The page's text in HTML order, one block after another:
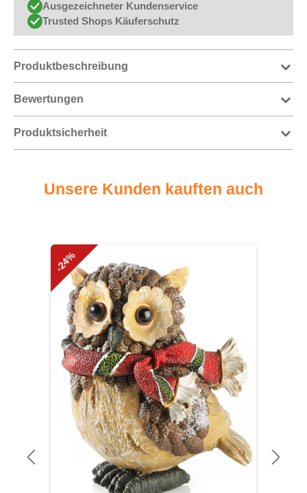
Ausgezeichneter Kundenservice
Trusted Shops Käuferschutz
Produktbeschreibung
Bewertungen
Produktsicherheit
Unsere Kunden kauften auch
Produktgalerie überspringen
-24%